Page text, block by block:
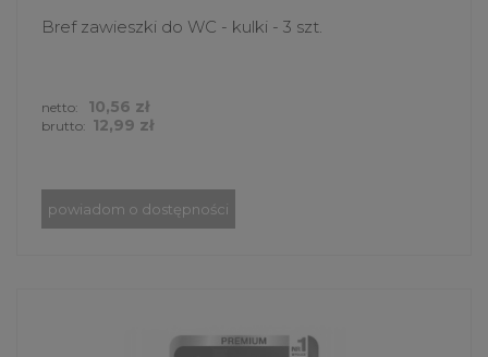
Bref zawieszki do WC - kulki - 3 szt.
brutto: 12,99 zł
netto: 10,56 zł
powiadom o dostępności